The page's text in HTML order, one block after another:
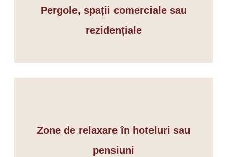
Pergole, spații comerciale sau
rezidențiale
Zone de relaxare în hoteluri sau
pensiuni